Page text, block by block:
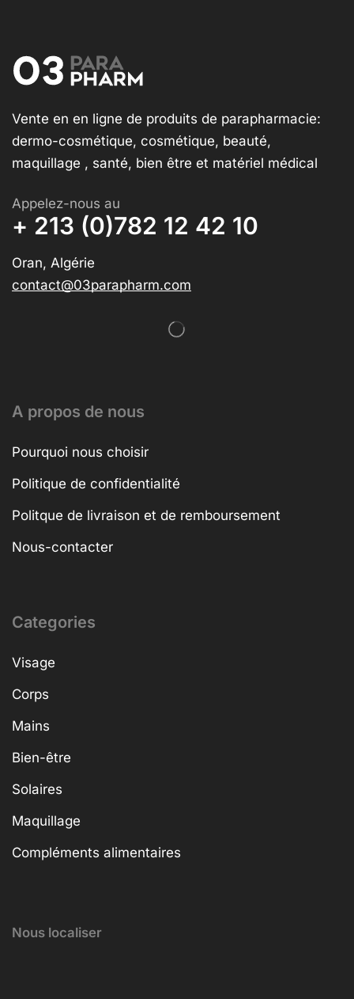
Vente en en ligne de produits de parapharmacie:
dermo-cosmétique, cosmétique, beauté,
maquillage , santé, bien être et matériel médical
Appelez-nous au
+ 213 (0)782 12 42 10
Oran, Algérie
contact@03parapharm.com
A propos de nous
Pourquoi nous choisir
Politique de confidentialité
Politque de livraison et de remboursement
Nous-contacter
Categories
Visage
Corps
Mains
Bien-être
Solaires
Maquillage
Compléments alimentaires
Nous localiser